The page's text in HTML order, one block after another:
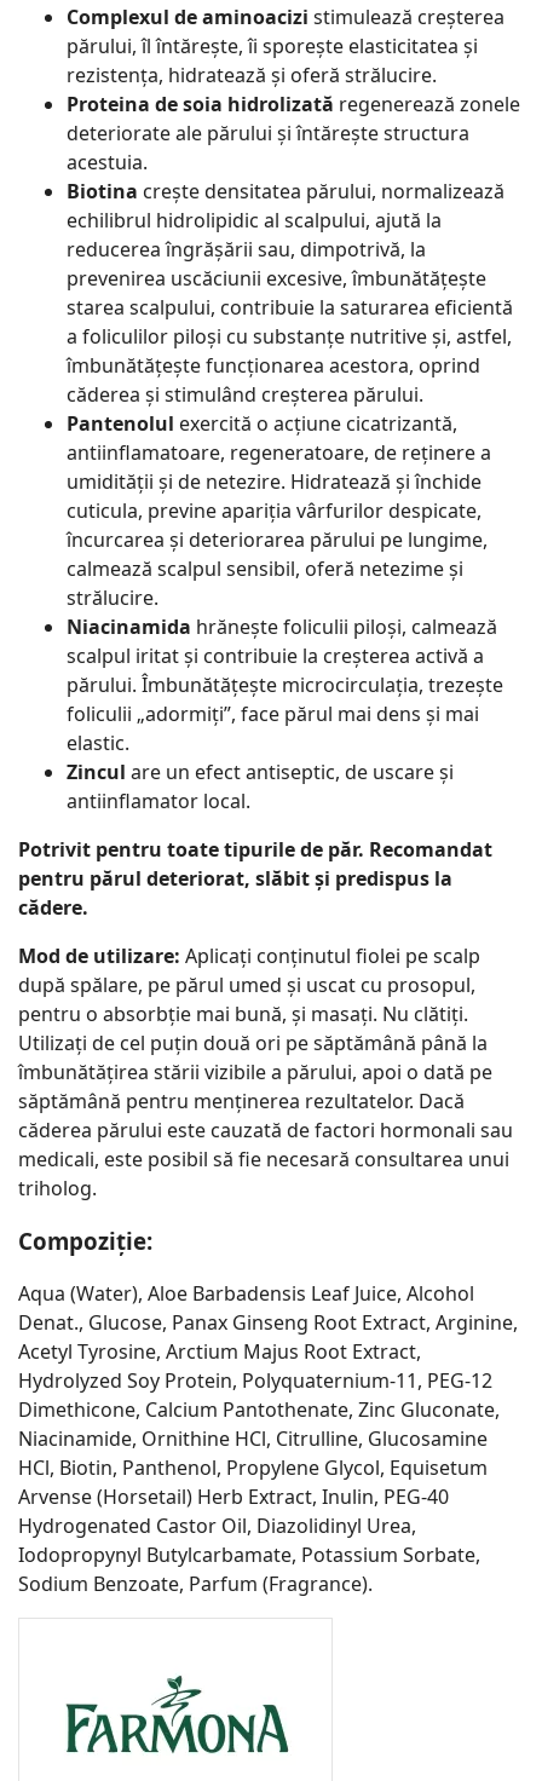
Complexul de aminoacizi stimulează creșterea
părului, îl întărește, îi sporește elasticitatea și
rezistența, hidratează și oferă strălucire.
Proteina de soia hidrolizată regenerează zonele
deteriorate ale părului și întărește structura
acestuia.
Biotina crește densitatea părului, normalizează
echilibrul hidrolipidic al scalpului, ajută la
reducerea îngrășării sau, dimpotrivă, la
prevenirea uscăciunii excesive, îmbunătățește
starea scalpului, contribuie la saturarea eficientă
a foliculilor piloși cu substanțe nutritive și, astfel,
îmbunătățește funcționarea acestora, oprind
căderea și stimulând creșterea părului.
Pantenolul exercită o acțiune cicatrizantă,
antiinflamatoare, regeneratoare, de reținere a
umidității și de netezire. Hidratează și închide
cuticula, previne apariția vârfurilor despicate,
încurcarea și deteriorarea părului pe lungime,
calmează scalpul sensibil, oferă netezime și
strălucire.
Niacinamida hrănește foliculii piloși, calmează
scalpul iritat și contribuie la creșterea activă a
părului. Îmbunătățește microcirculația, trezește
foliculii „adormiți”, face părul mai dens și mai
elastic.
Zincul are un efect antiseptic, de uscare și
antiinflamator local.
Potrivit pentru toate tipurile de păr. Recomandat
pentru părul deteriorat, slăbit și predispus la
cădere.
Mod de utilizare: Aplicați conținutul fiolei pe scalp
după spălare, pe părul umed și uscat cu prosopul,
pentru o absorbție mai bună, și masați. Nu clătiți.
Utilizați de cel puțin două ori pe săptămână până la
îmbunătățirea stării vizibile a părului, apoi o dată pe
săptămână pentru menținerea rezultatelor. Dacă
căderea părului este cauzată de factori hormonali sau
medicali, este posibil să fie necesară consultarea unui
triholog.
Compoziție:
Aqua (Water), Aloe Barbadensis Leaf Juice, Alcohol
Denat., Glucose, Panax Ginseng Root Extract, Arginine,
Acetyl Tyrosine, Arctium Majus Root Extract,
Hydrolyzed Soy Protein, Polyquaternium‑11, PEG‑12
Dimethicone, Calcium Pantothenate, Zinc Gluconate,
Niacinamide, Ornithine HCl, Citrulline, Glucosamine
HCl, Biotin, Panthenol, Propylene Glycol, Equisetum
Arvense (Horsetail) Herb Extract, Inulin, PEG‑40
Hydrogenated Castor Oil, Diazolidinyl Urea,
Iodopropynyl Butylcarbamate, Potassium Sorbate,
Sodium Benzoate, Parfum (Fragrance).